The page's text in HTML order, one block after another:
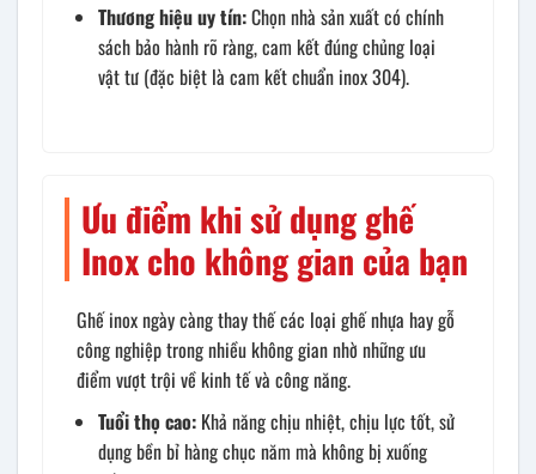
Thương hiệu uy tín:Chọn nhà sản xuất có chính
sách bảo hành rõ ràng, cam kết đúng chủng loại
vật tư (đặc biệt là cam kết chuẩn inox 304).
Ưu điểm khi sử dụng ghế
Inox cho không gian của bạn
Ghế inox ngày càng thay thế các loại ghế nhựa hay gỗ
công nghiệp trong nhiều không gian nhờ những ưu
điểm vượt trội về kinh tế và công năng.
Tuổi thọ cao: Khả năng chịu nhiệt, chịu lực tốt, sử
dụng bền bỉ hàng chục năm mà không bị xuống